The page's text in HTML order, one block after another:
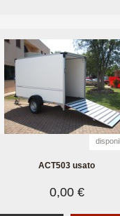
ACT503 usato
0,00 €